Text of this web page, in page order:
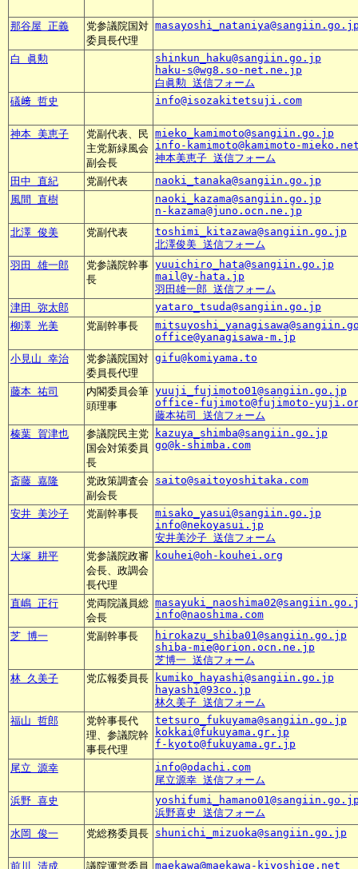
那谷屋 正義
党参議院国対
委員長代理
白 眞勲
shinkun_haku@sangiin.go.jp
haku-s@wg8.so-net.ne.jp
白眞勲 送信フォーム
礒﨑 哲史
info@isozakitetsuji.com
神本 美恵子
党副代表、民
主党新緑風会
副会長
mieko_kamimoto@sangiin.go.jp
info-kamimoto@kamimoto-
神本美恵子 送信フォーム
田中 直紀
党副代表
naoki_tanaka@sangiin.go.jp
風間 直樹
naoki_kazama@sangiin.go.jp
n-kazama@juno.ocn.ne.jp
北澤 俊美
党副代表
toshimi_kitazawa@sangiin.go.jp
北澤俊美 送信フォーム
羽田 雄一郎
党参議院幹事
長
yuuichiro_hata@sangiin.go.jp
mail@y-hata.jp
羽田雄一郎 送信フォーム
津田 弥太郎
yataro_tsuda@sangiin.go.jp
柳澤 光美
党副幹事長
office@yanagisawa-m.jp
小見山 幸治
党参議院国対
委員長代理
gifu@komiyama.to
藤本 祐司
内閣委員会筆
頭理事
yuuji_fujimoto01@sangiin.go.jp
office-fujimoto@fujimoto-
藤本祐司 送信フォーム
榛葉 賀津也
参議院民主党
国会対策委員
長
kazuya_shimba@sangiin.go.jp
go@k-shimba.com
斎藤 嘉隆
党政策調査会
副会長
saito@saitoyoshitaka.com
安井 美沙子 党副幹事長
misako_yasui@sangiin.go.jp
info@nekoyasui.jp
安井美沙子 送信フォーム
大塚 耕平
党参議院政審
会長、政調会
長代理
kouhei@oh-kouhei.org
直嶋 正行
党両院議員総
会長
info@naoshima.com
芝 博一
党副幹事長
hirokazu_shiba01@sangiin.go.jp
shiba-mie@orion.ocn.ne.jp
芝博一 送信フォーム
林 久美子
党広報委員長
kumiko_hayashi@sangiin.go.jp
hayashi@93co.jp
林久美子 送信フォーム
福山 哲郎
党幹事長代
理、参議院幹
事長代理
tetsuro_fukuyama@sangiin.go.jp
kokkai@fukuyama.gr.jp
f-kyoto@fukuyama.gr.jp
尾立 源幸
info@odachi.com
尾立源幸 送信フォーム
浜野 喜史
浜野喜史 送信フォーム
水岡 俊一
党総務委員長 shunichi_mizuoka@sangiin.go.jp
前川 清成 議院運営委員 maekawa@maekawa-kiyoshige.net